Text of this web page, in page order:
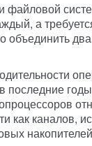
файловой
а
объединить
последние
как каналов,